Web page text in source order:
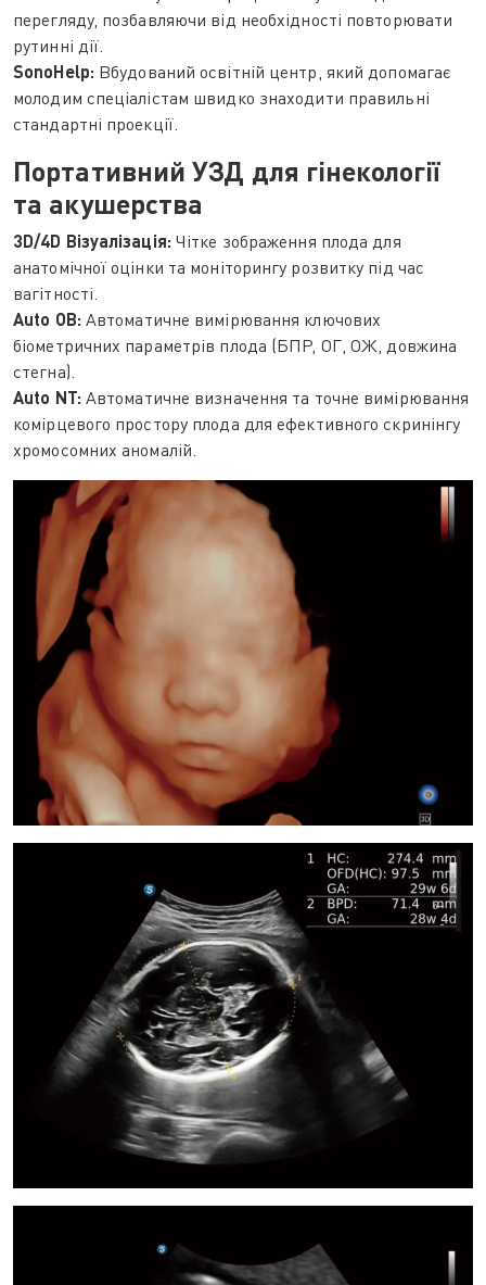
перегляду, позбавляючи від необхідності повторювати
рутинні дії.
SonoHelp: Вбудований освітній центр, який допомагає
молодим спеціалістам швидко знаходити правильні
стандартні проекції.
Портативний УЗД для гінекології
та акушерства
3D/4D Візуалізація: Чітке зображення плода для
анатомічної оцінки та моніторингу розвитку під час
вагітності.
Auto OB: Автоматичне вимірювання ключових
біометричних параметрів плода (БПР, ОГ, ОЖ, довжина
стегна).
Auto NT: Автоматичне визначення та точне вимірювання
комірцевого простору плода для ефективного скринінгу
хромосомних аномалій.